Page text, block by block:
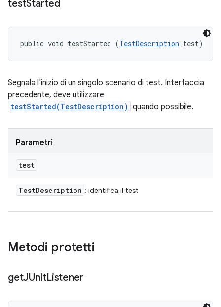
testStarted
public void testStarted (TestDescription test)
Segnala l'inizio di un singolo scenario di test. Interfaccia
precedente, deve utilizzare
testStarted(TestDescription) quando possibile.
Parametri
test
TestDescription : identifica il test
Metodi protetti
getJUnitListener